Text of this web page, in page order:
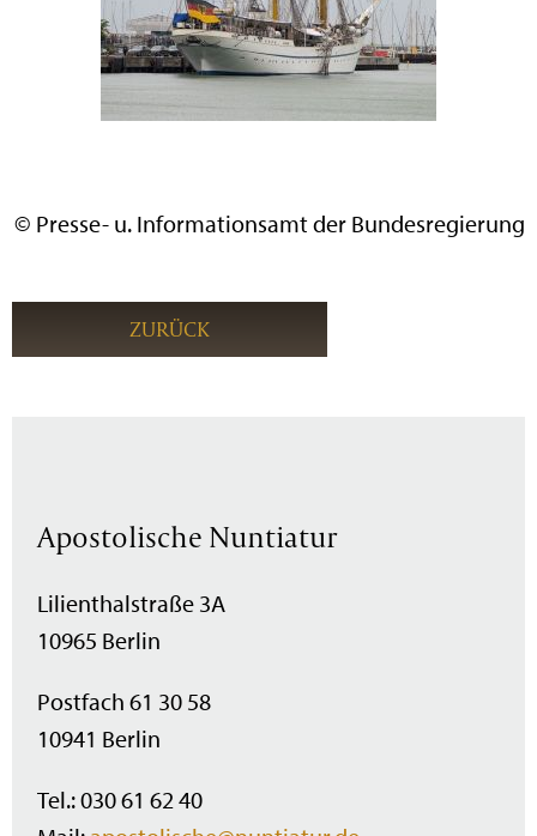
© Presse- u. Informationsamt der Bundesregierung
ZURÜCK
Apostolische Nuntiatur
Lilienthalstraße 3A
10965 Berlin
Postfach 61 30 58
10941 Berlin
Tel.: 030 61 62 40